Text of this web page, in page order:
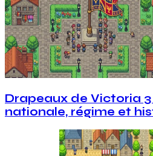
Drapeaux de Victoria
nationale, régime et